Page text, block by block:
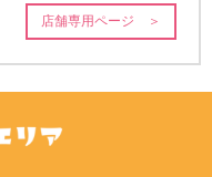
店舗専用ページ ＞